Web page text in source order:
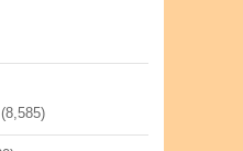
(8,585)